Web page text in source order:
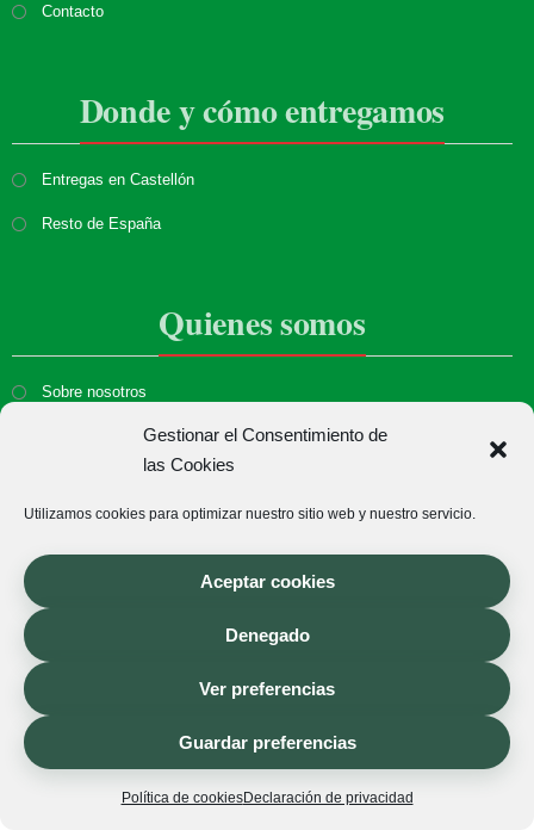
Gestionar el Consentimiento de
las Cookies
Utilizamos cookies para optimizar nuestro sitio web y nuestro servicio.
Aceptar cookies
Denegado
Ver preferencias
Guardar preferencias
Política de cookiesDeclaración de privacidad
Contacto
Donde y cómo entregamos
Entregas en Castellón
Resto de España
Quienes somos
Sobre nosotros
Donde estamos
Copyright © 2026 La Botiga de la Flor. Todos los derechos reservados.
Envío de ramos de flores, centros de flores y coronas fúnebres en